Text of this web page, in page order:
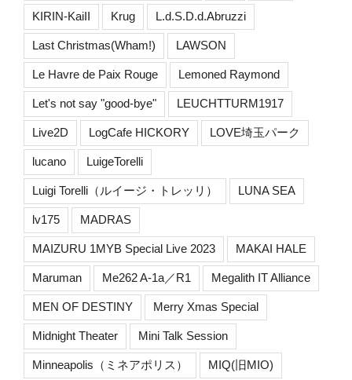
KIRIN-KaiII Krug L.d.S.D.d.Abruzzi
Last Christmas(Wham!) LAWSON
Le Havre de Paix Rouge Lemoned Raymond
Let's not say "good-bye" LEUCHTTURM1917
Live2D LogCafe HICKORY LOVE埼玉パーク
lucano LuigeTorelli
Luigi Torelli（ルイージ・トレッリ） LUNA SEA
lv175 MADRAS
MAIZURU 1MYB Special Live 2023 MAKAI HALE
Maruman Me262 A-1a／R1 Megalith IT Alliance
MEN OF DESTINY Merry Xmas Special
Midnight Theater Mini Talk Session
Minneapolis（ミネアポリス） MIQ(旧MIO)